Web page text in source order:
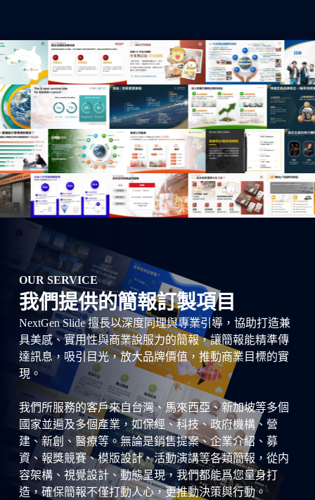
OUR SERVICE
我們提供的簡報訂製項目
NextGen Slide 擅長以深度同理與專業引導，協助打造兼
具美感、實用性與商業說服力的簡報，讓簡報能精準傳
達訊息，吸引目光，放大品牌價值，推動商業目標的實
現。
我們所服務的客戶來自台灣、馬來西亞、新加坡等多個
國家並遍及多個產業，如保經、科技、政府機構、營
建、新創、醫療等。無論是銷售提案、企業介紹、募
資、報獎競賽、模版設計、活動演講等各類簡報，從内
容架構、視覺設計、動態呈現，我們都能爲您量身打
造，確保簡報不僅打動人心，更推動決策與行動。